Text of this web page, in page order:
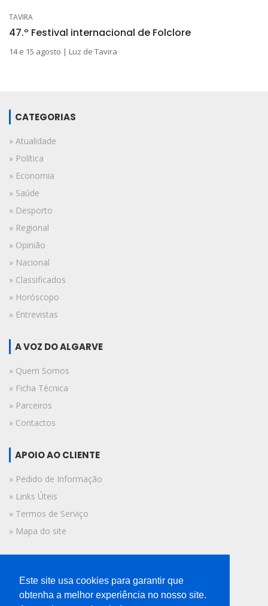
TAVIRA
47.º Festival internacional de Folclore
14 e 15 agosto | Luz de Tavira
CATEGORIAS
» Atualidade
» Política
» Economia
» Saúde
» Desporto
» Regional
» Opinião
» Nacional
» Classificados
» Horóscopo
» Entrevistas
A VOZ DO ALGARVE
» Quem Somos
» Ficha Técnica
» Parceiros
» Contactos
APOIO AO CLIENTE
» Pedido de Informação
» Links Úteis
» Termos de Serviço
» Mapa do site
© 2019 A Voz do Algarve.
Todos os direitos reservados.
Este site usa cookies para garantir que
obtenha a melhor experiência no nosso site.